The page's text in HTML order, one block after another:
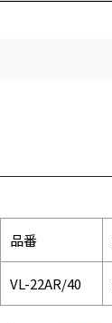
品番
VL-22AR/40